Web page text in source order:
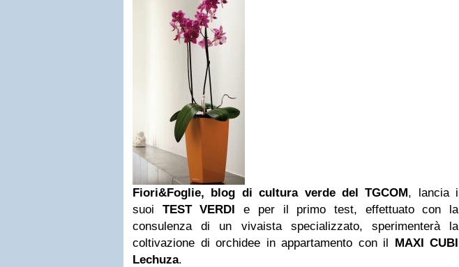
Fiori&Foglie, blog di cultura verde del TGCOM, lancia i
suoi TEST VERDI e per il primo test, effettuato con la
consulenza di un vivaista specializzato, sperimenterà la
coltivazione di orchidee in appartamento con il MAXI CUBI
Lechuza.